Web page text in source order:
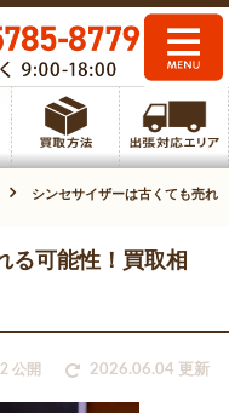
シンセサイザーは古くても売れ
る可能性！買取相
公開 2026.06.04 更新